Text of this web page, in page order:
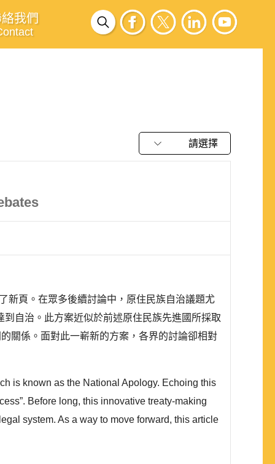
我們
請選擇
新頁。在眾多後續討論中，原住民族自治議題尤
自治。此方案近似於前述原住民族先進國所採取
關係。面對此一嶄新的方案，各界的討論卻相對
is known as the National Apology. Echoing this
Before long, this innovative treaty-making
system. As a way to move forward, this article